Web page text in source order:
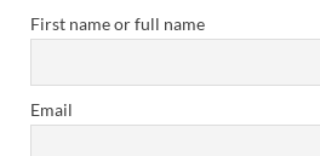
First name or full name
Email